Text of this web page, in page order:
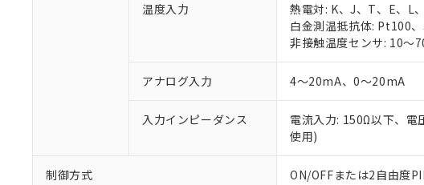
温度入力
熱電対: K、J、T、E、L
白金測温抵抗体: Pt100
非接触温度センサ: 10
アナログ入力 4～20mA、0～20mA
入力インピーダンス
電流入力: 150Ω以下、
使用)
制御方式 ON/OFFまたは2自由度